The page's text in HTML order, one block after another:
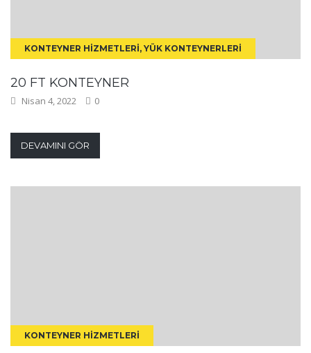
KONTEYNER HIZMETLERI, YÜK KONTEYNERLERI
20 FT KONTEYNER
Nisan 4, 2022 0
DEVAMINI GÖR
KONTEYNER HIZMETLERI